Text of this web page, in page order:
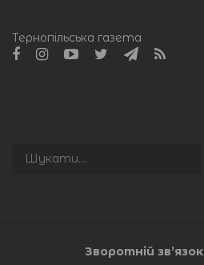
Тернопільська газета
Пошук
Зворотній зв’язок